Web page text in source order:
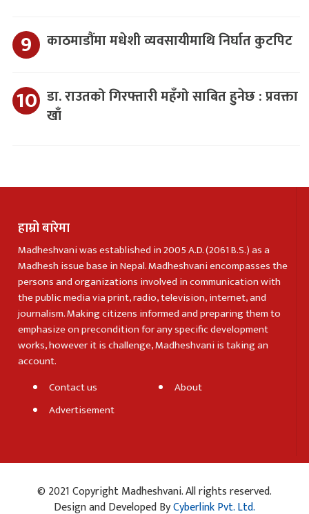
काठमाडौंमा मधेशी व्यवसायीमाथि निर्घात कुटपिट
डा. राउतको गिरफ्तारी महँगो साबित हुनेछ : प्रवक्ता
खाँ
हाम्रो बारेमा
Madheshvani was established in 2005 A.D. (2061 B.S.) as a
Madhesh issue base in Nepal. Madheshvani encompasses the
persons and organizations involved in communication with
the public media via print, radio, television, internet, and
journalism. Making citizens informed and preparing them to
emphasize on precondition for any specific development
works, however it is challenge, Madheshvani is taking an
account.
Contact us
About
Advertisement
© 2021 Copyright Madheshvani. All rights reserved.
Design and Developed ByCyberlink Pvt. Ltd.